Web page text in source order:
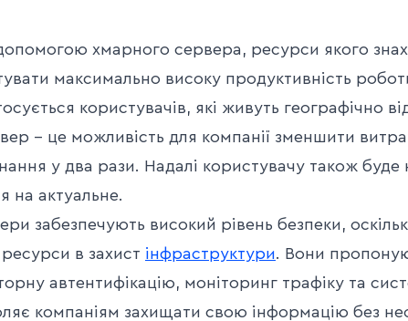
хмарного сервера, ресурси якого
максимально високу продуктивність
користувачів, які живуть географічно
– це можливість для компанії зменшити
у два рази. Надалі користувачу також буде
на актуальне.
забезпечують високий рівень безпеки,
ресурси в захист інфраструктури. Вони
автентифікацію, моніторинг трафіку та
компаніям захищати свою інформацію без